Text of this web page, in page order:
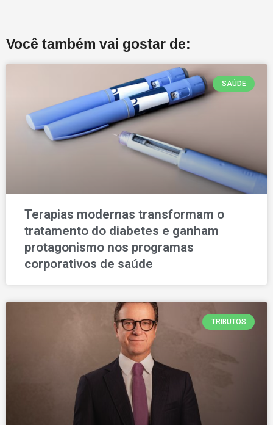
Você também vai gostar de:
SAÚDE
Terapias modernas transformam o
tratamento do diabetes e ganham
protagonismo nos programas
corporativos de saúde
TRIBUTOS